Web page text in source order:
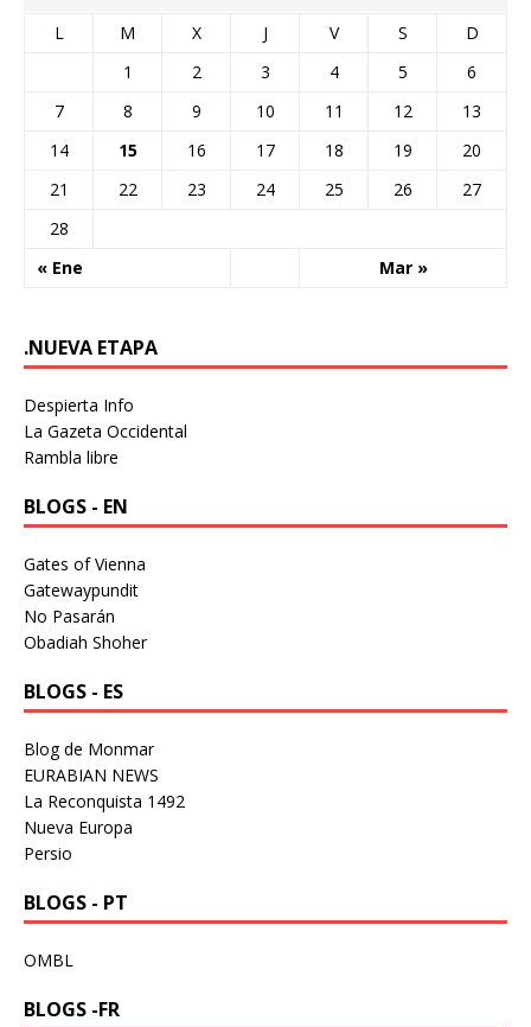
L M X J V S D
« Ene Mar »
1 2 3 4 5
6
7
8 9 10 11 12
13
14
15 16 17 18 19
20
21
22 23 24 25 26
27
28
.NUEVA ETAPA
Despierta Info
La Gazeta Occidental
Rambla libre
BLOGS - EN
Gates of Vienna
Gatewaypundit
No Pasarán
Obadiah Shoher
BLOGS - ES
Blog de Monmar
EURABIAN NEWS
La Reconquista 1492
Nueva Europa
Persio
BLOGS - PT
OMBL
BLOGS -FR